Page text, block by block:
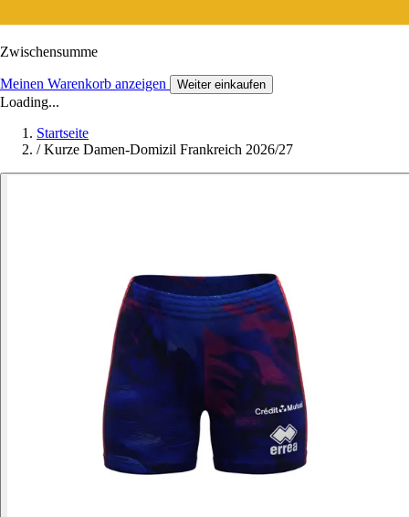
Zwischensumme
Meinen Warenkorb anzeigen Weiter einkaufen
Loading...
Startseite
/ Kurze Damen-Domizil Frankreich 2026/27